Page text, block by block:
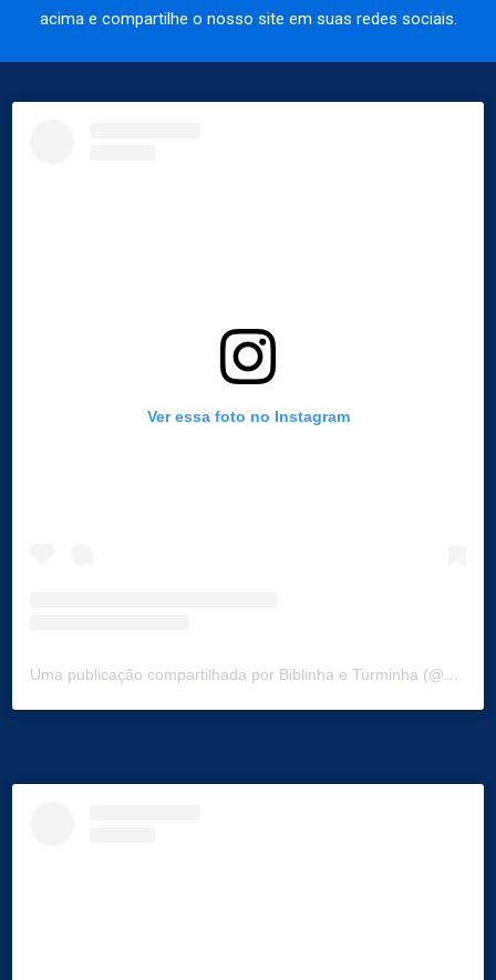
acima e compartilhe o nosso site em suas redes sociais.
Ver essa foto no Instagram
Uma publicação compartilhada por Biblinha e Turminha (@biblinhaeturminha)